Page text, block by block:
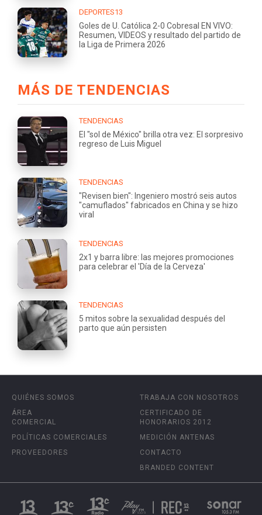
DEPORTES13
Goles de U. Católica 2-0 Cobresal EN VIVO:
Resumen, VIDEOS y resultado del partido de
la Liga de Primera 2026
MÁS DE TENDENCIAS
TENDENCIAS
El "sol de México" brilla otra vez: El sorpresivo
regreso de Luis Miguel
TENDENCIAS
"Revisen bien": Ingeniero mostró seis autos
"camuflados" fabricados en China y se hizo
viral
TENDENCIAS
2x1 y barra libre: las mejores promociones
para celebrar el 'Día de la Cerveza'
TENDENCIAS
5 mitos sobre la sexualidad después del
parto que aún persisten
QUIÉNES SOMOS
ÁREA
COMERCIAL
POLÍTICAS COMERCIALES
PROVEEDORES
TRABAJA CON NOSOTROS
CERTIFICADO DE
HONORARIOS 2012
MEDICIÓN ANTENAS
CONTACTO
BRANDED CONTENT